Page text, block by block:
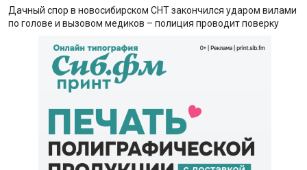
Дачный спор в новосибирском СНТ закончился ударом вилами
по голове и вызовом медиков – полиция проводит поверку